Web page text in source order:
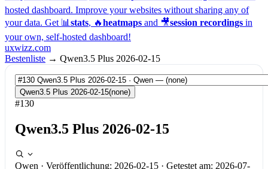
hosted dashboard. Improve your websites without sharing any of
your data. Get 📊 stats, 🔥heatmaps and 🎥session recordings in
your own, self-hosted dashboard!
uxwizz.com
Bestenliste → Qwen3.5 Plus 2026-02-15
Qwen3.5 Plus 2026-02-15(none)
#130
Qwen3.5 Plus 2026-02-15
Qwen · Veröffentlichung: 2026-02-15 · Getestet am: 2026-07-